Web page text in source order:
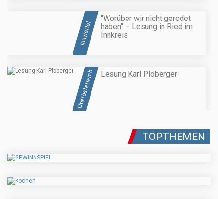
Innviertel
"Worüber wir nicht geredet
haben" – Lesung in Ried im
Innkreis
Oberösterreich Lesung Karl Ploberger
TOPTHEMEN